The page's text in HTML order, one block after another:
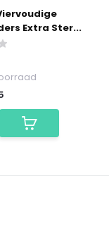
Extra Ster...